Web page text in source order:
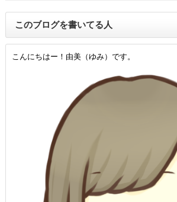
このブログを書いてる人
こんにちはー！由美（ゆみ）です。